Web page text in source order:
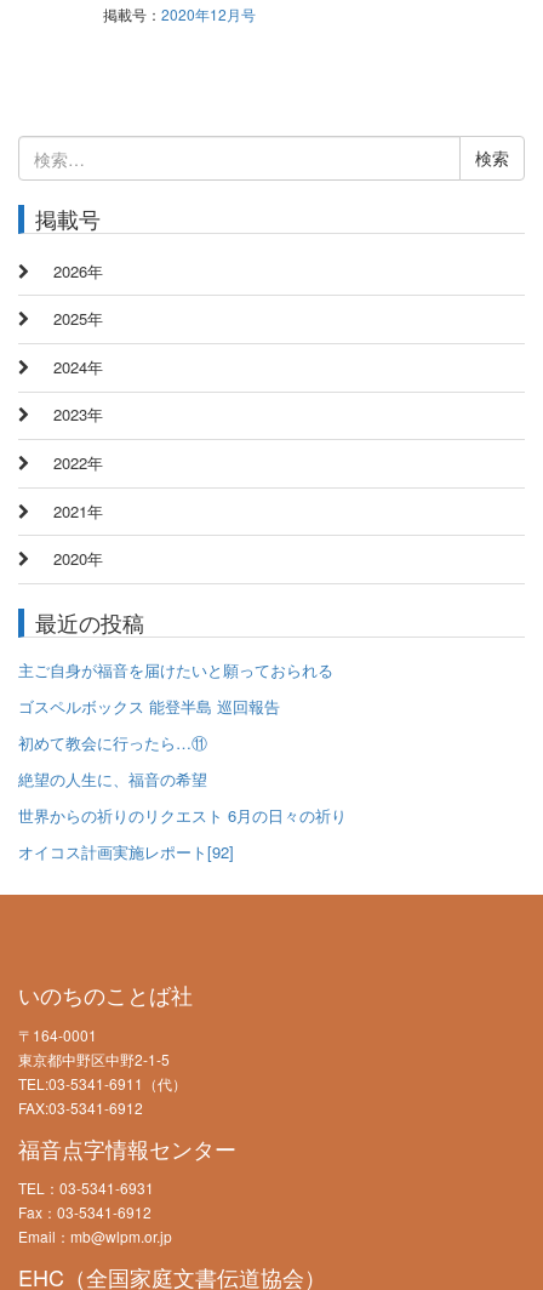
掲載号： 2020年12月号
索:
掲載号
2026年
2025年
2024年
2023年
2022年
2021年
2020年
最近の投稿
主ご自身が福音を届けたいと願っておられる
ゴスペルボックス 能登半島 巡回報告
初めて教会に行ったら…⑪
絶望の人生に、福音の希望
世界からの祈りのリクエスト 6月の日々の祈り
オイコス計画実施レポート[92]
いのちのことば社
〒164-0001
東京都中野区中野2-1-5
TEL:03-5341-6911（代）
FAX:03-5341-6912
福音点字情報センター
TEL：03-5341-6931
Fax：03-5341-6912
Email：mb@wlpm.or.jp
EHC（全国家庭文書伝道協会）